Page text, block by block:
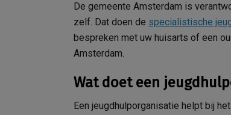
De gemeente Amsterdam is
zelf. Dat doen de specialistische
bespreken met uw huisarts of een
Amsterdam.
Wat doet een
Een jeugdhulporganisatie helpt bij